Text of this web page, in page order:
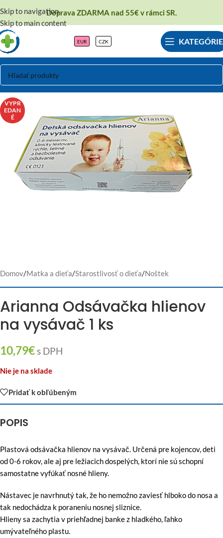
Skip to navigation
Skip to main content
Doprava ZDARMA nad 55€ v rámci SR.
EUR CZK KATEGÓRIE
VYPR
EDAN
É
Domov/Matka a dieťa/Starostlivosť o dieťa/Noštek
Arianna Odsávačka hlienov
na vysávač 1 ks
10,79€s DPH
Nie je na sklade
Pridať k obľúbeným
POPIS
Plastová odsávačka hlienov na vysávač. Určená pre kojencov, deti
od 0-6 rokov, ale aj pre ležiacich dospelých, ktorí nie sú schopní
samostatne vyfúkať nosné hlieny.
Nástavec je navrhnutý tak, že ho nemožno zaviesť hlboko do nosa a
tak nedochádza k poraneniu nosnej sliznice.
Hlieny sa zachytia v priehľadnej banke z hladkého, ľahko
umývateľného plastu.